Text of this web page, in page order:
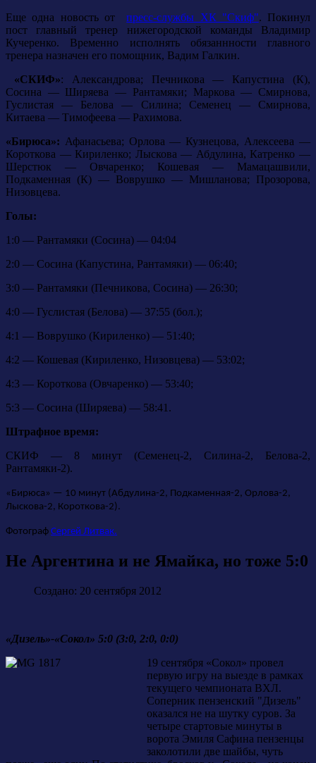
Еще одна новость отпресс-службы ХК "Скиф". Покинул
пост главный тренер нижегородской команды Владимир
Кучеренко. Временно исполнять обязаннности главного
тренера назначен его помощник, Вадим Галкин.
«СКИФ»: Александрова; Печникова — Капустина (К),
Сосина — Ширяева — Рантамяки; Маркова — Смирнова,
Гуслистая — Белова — Силина; Семенец — Смирнова,
Китаева — Тимофеева — Рахимова.
«Бирюса»: Афанасьева; Орлова — Кузнецова, Алексеева —
Короткова — Кириленко; Лыскова — Абдулина, Катренко —
Шерстюк — Овчаренко; Кошевая — Мамацашвили,
Подкаменная (К) — Воврушко — Мишланова; Прозорова,
Низовцева.
Голы:
1:0 — Рантамяки (Сосина) — 04:04
2:0 — Сосина (Капустина, Рантамяки) — 06:40;
3:0 — Рантамяки (Печникова, Сосина) — 26:30;
4:0 — Гуслистая (Белова) — 37:55 (бол.);
4:1 — Воврушко (Кириленко) — 51:40;
4:2 — Кошевая (Кириленко, Низовцева) — 53:02;
4:3 — Короткова (Овчаренко) — 53:40;
5:3 — Сосина (Ширяева) — 58:41.
Штрафное время:
СКИФ — 8 минут (Семенец-2, Силина-2, Белова-2,
Рантамяки-2).
«Бирюса» — 10 минут (Абдулина-2, Подкаменная-2, Орлова-2,
Лыскова-2, Короткова-2).
Фотограф Сергей Литвак.
Не Аргентина и не Ямайка, но тоже 5:0
Создано: 20 сентября 2012
«Дизель»-«Сокол» 5:0 (3:0, 2:0, 0:0)
19 сентября «Сокол» провел
первую игру на выезде в рамках
текущего чемпионата ВХЛ.
Соперник пензенский "Дизель"
оказался не на шутку суров. За
четыре стартовые минуты в
ворота Эмиля Сафина пензенцы
заколотили две шайбы, чуть